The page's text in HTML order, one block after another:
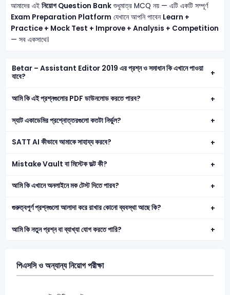
আমাদের এই নিয়োগ Question Bankশুধুমাত্র MCQ নয় — এটি একটি সম্পূর্ণ
Exam Preparation Platform যেখানে আপনি পাবেন Learn +
Practice + Mock Test + Improve + Analysis + Competition
— সব একসাথে।
Betar – Assistant Editor 2019 এর প্রশ্ন ও সমাধান কি এখানে পাওয়া
যাবে?
আমি কি এই প্রশ্নগুলোর PDF ডাউনলোড করতে পারব?
স্যাট একাডেমির প্রশ্নোত্তরগুলো কতটা নির্ভুল?
SATT AI কীভাবে আমাকে সাহায্য করবে?
Mistake Vault বা মিস্টেক ভল্ট কী?
আমি কি এখানে অনলাইনে মক টেস্ট দিতে পারব?
গুরুত্বপূর্ণ প্রশ্নগুলো আলাদা করে রাখার কোনো ব্যবস্থা আছে কি?
আমি কি নতুন প্রশ্ন বা ব্যাখ্যা যোগ করতে পারি?
পিএসসি ও অন্যান্য নিয়োগ পরীক্ষা